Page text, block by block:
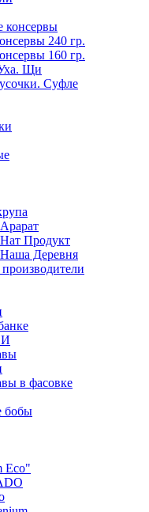
консервы
240 гр.
160 гр.
Щи
Суфле
Продукт
Деревня
в фасовке
бобы
Eco"